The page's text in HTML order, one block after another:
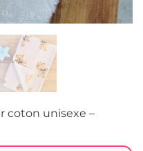
coton unisexe –